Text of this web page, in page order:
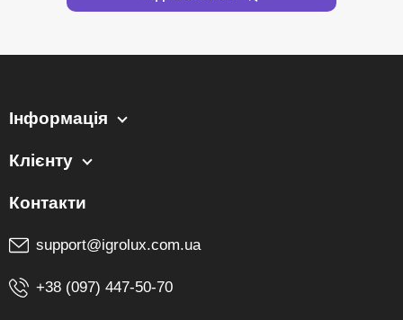
Інформація
Клієнту
support@igrolux.com.ua
+38 (097) 447-50-70